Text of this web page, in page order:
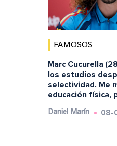
FAMOSOS
Marc Cucurella
los estudios
selectividad. Me
educación física,
Daniel Marín 08-